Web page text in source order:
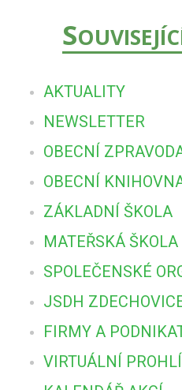
S
AKTUALITY
NEWSLETTER
OBECNÍ
OBECNÍ
ZÁKLADNÍ ŠKOLA
MATEŘSKÁ ŠKOLA
SPOLEČENSKÉ
JSDH
FIRMY A
VIRTUÁLNÍ